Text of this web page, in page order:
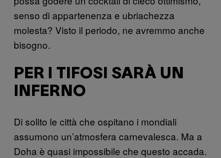
senso di appartenenza e ubriachezza
molesta? Visto il periodo, ne avremmo anche
bisogno.
PER I TIFOSI SARÀ UN
INFERNO
Di solito le città che ospitano i mondiali
assumono un’atmosfera carnevalesca. Ma a
Doha è quasi impossibile che questo accada.